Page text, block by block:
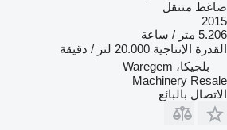
ضاغط متنقل
2015
5.206 متر / ساعة
القدرة الإنتاجية 20.000 لتر / دقيقة
بلجيكا، Waregem
Machinery Resale
الاتصال بالبائع